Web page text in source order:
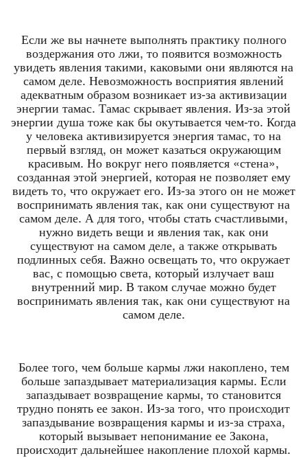
Если же вы начнете выполнять практику полного
воздержания ото лжи, то появится возможность
увидеть явления такими, каковыми они являются на
самом деле. Невозможность восприятия явлений
адекватным образом возникает из-за активизации
энергии тамас. Тамас скрывает явления. Из-за этой
энергии душа тоже как бы окутывается чем-то. Когда
у человека активизируется энергия тамас, то на
первый взгляд, он может казаться окружающим
красивым. Но вокруг него появляется «стена»,
созданная этой энергией, которая не позволяет ему
видеть то, что окружает его. Из-за этого он не может
воспринимать явления так, как они существуют на
самом деле. А для того, чтобы стать счастливыми,
нужно видеть вещи и явления так, как они
существуют на самом деле, а также открывать
подлинных себя. Важно освещать то, что окружает
вас, с помощью света, который излучает ваш
внутренний мир. В таком случае можно будет
воспринимать явления так, как они существуют на
самом деле.
Более того, чем больше кармы лжи накоплено, тем
больше запаздывает материализация кармы. Если
запаздывает возвращение кармы, то становится
трудно понять ее закон. Из-за того, что происходит
запаздывание возвращения кармы и из-за страха,
который вызывает непонимание ее Закона,
происходит дальнейшее накопление плохой кармы.